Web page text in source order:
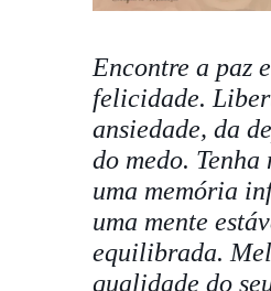
Encontre a paz
felicidade.
ansiedade, da
do medo. Tenha
uma memória
uma mente
equilibrada.
qualidade do